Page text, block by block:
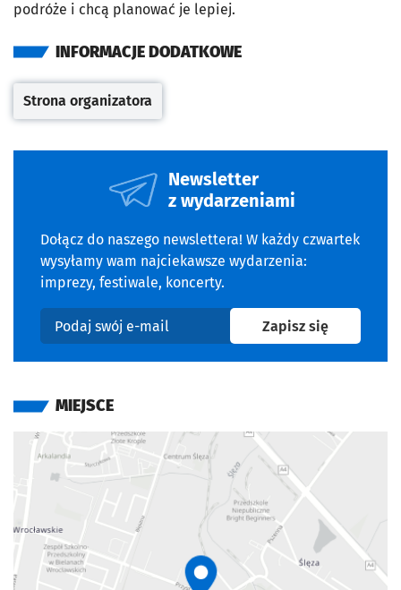
podróże i chcą planować je lepiej.
INFORMACJE DODATKOWE
Otwiera się w nowej karcie
Strona organizatora
Newsletter
z wydarzeniami
Dołącz do naszego newslettera! W każdy czwartek
wysyłamy wam najciekawsze wydarzenia:
imprezy, festiwale, koncerty.
Podaj swój e-mail
Zapisz sięna
MIEJSCE